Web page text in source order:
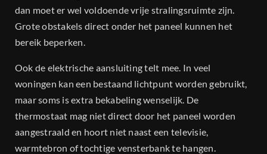
dan moet er wel voldoende vrije stralingsruimte zijn.
Grote obstakels direct onder het paneel kunnen het
bereik beperken.
Ook de elektrische aansluiting telt mee. In veel
woningen kan een bestaand lichtpunt worden gebruikt,
maar soms is extra bekabeling wenselijk. De
thermostaat mag niet direct door het paneel worden
aangestraald en hoort niet naast een televisie,
warmtebron of tochtige vensterbank te hangen.